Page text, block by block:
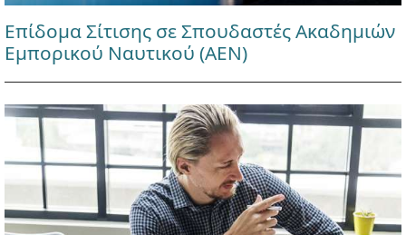
Επίδομα Σίτισης σε Σπουδαστές Ακαδημιών
Εμπορικού Ναυτικού (ΑΕΝ)